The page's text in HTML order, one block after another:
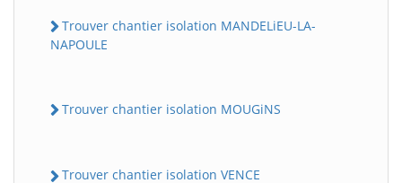
Trouver chantier isolation MANDELiEU-LA-
NAPOULE
Trouver chantier isolation MOUGiNS
Trouver chantier isolation VENCE